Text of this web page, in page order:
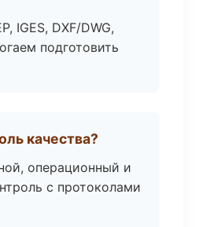
IGES, DXF/DWG,
подготовить
качества?
операционный и
с протоколами